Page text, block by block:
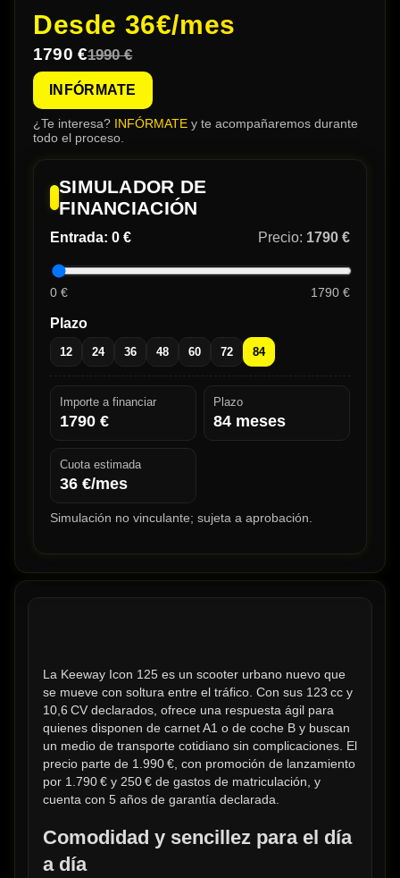
Desde 36€/mes
1790 €1990 €
INFÓRMATE
¿Te interesa? INFÓRMATE y te acompañaremos durante
todo el proceso.
SIMULADOR DE
FINANCIACIÓN
Entrada: 0 € Precio: 1790 €
0 € 1790 €
Plazo
12 24 36 48 60 72 84
Importe a financiar
1790 €
Plazo
84 meses
Cuota estimada
36 €/mes
Simulación no vinculante; sujeta a aprobación.
La Keeway Icon 125 es un scooter urbano nuevo que
se mueve con soltura entre el tráfico. Con sus 123 cc y
10,6 CV declarados, ofrece una respuesta ágil para
quienes disponen de carnet A1 o de coche B y buscan
un medio de transporte cotidiano sin complicaciones. El
precio parte de 1.990 €, con promoción de lanzamiento
por 1.790 € y 250 € de gastos de matriculación, y
cuenta con 5 años de garantía declarada.
Comodidad y sencillez para el día
a día